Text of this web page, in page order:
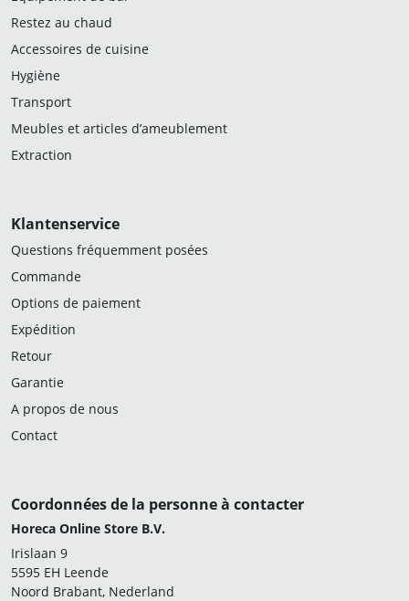
Restez au chaud
Accessoires de cuisine
Hygiène
Transport
Meubles et articles d’ameublement
Extraction
Klantenservice
Questions fréquemment posées
Commande
Options de paiement
Expédition
Retour
Garantie
A propos de nous
Contact
Coordonnées de la personne à contacter
Horeca Online Store B.V.
Irislaan 9
5595 EH Leende
Noord Brabant, Nederland